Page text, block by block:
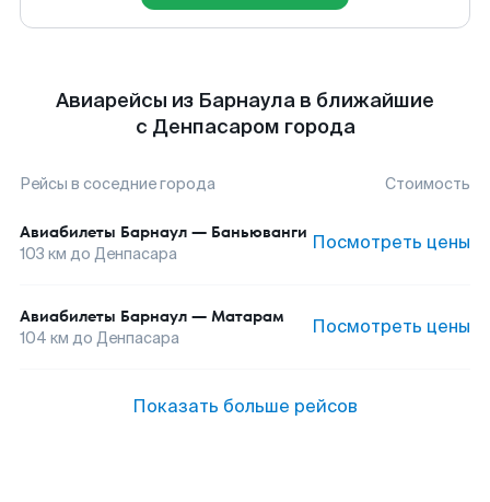
Авиарейсы из Барнаула в ближайшие
с Денпасаром города
Рейсы в соседние города Стоимость
Авиабилеты Барнаул — Баньюванги
103 км до Денпасара Посмотреть цены
Авиабилеты Барнаул — Матарам
104 км до Денпасара Посмотреть цены
Показать больше рейсов